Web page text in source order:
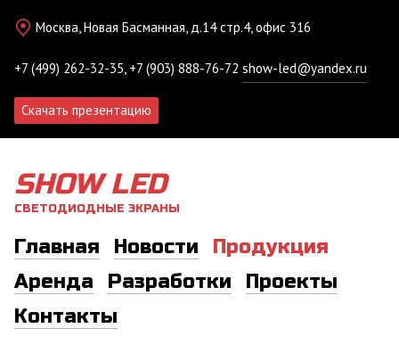
Москва, Новая Басманная, д.14 стр.4, офис 316
+7 (499) 262-32-35, +7 (903) 888-76-72 show-led@yandex.ru
Скачать презентацию
SHOW LED
СВЕТОДИОДНЫЕ ЭКРАНЫ
Главная Новости
Продукция
Аренда
Разработки
Проекты
Контакты